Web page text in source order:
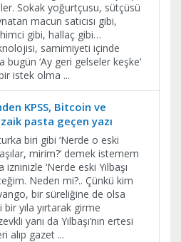
Sokak yoğurtçusu, sütçüsü
macun satıcısı gibi,
gibi, hallaç gibi…
samimiyeti içinde
‘Ay geri gelseler keşke’
istek olma ...
KPSS, Bitcoin ve
pasta geçen yazı
biri gibi ‘Nerde o eski
mirim?’ demek istemem
izninizle ‘Nerde eski Yılbaşı
Neden mi?.. Çünkü kim
bir süreliğine de olsa
yıla yırtarak girme
yanı da Yılbaşı’nın ertesi
alıp gazet ...